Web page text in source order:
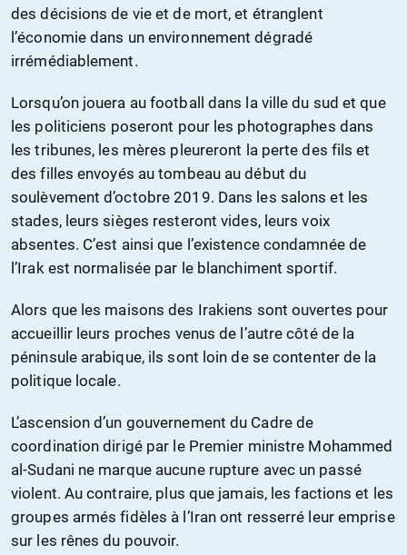
des décisions de vie et de mort, et étranglent
l’économie dans un environnement dégradé
irrémédiablement.
Lorsqu’on jouera au football dans la ville du sud et que
les politiciens poseront pour les photographes dans
les tribunes, les mères pleureront la perte des fils et
des filles envoyés au tombeau au début du
soulèvement d’octobre 2019. Dans les salons et les
stades, leurs sièges resteront vides, leurs voix
absentes. C’est ainsi que l’existence condamnée de
l’Irak est normalisée par le blanchiment sportif.
Alors que les maisons des Irakiens sont ouvertes pour
accueillir leurs proches venus de l’autre côté de la
péninsule arabique, ils sont loin de se contenter de la
politique locale.
L’ascension d’un gouvernement du Cadre de
coordination dirigé par le Premier ministre Mohammed
al-Sudani ne marque aucune rupture avec un passé
violent. Au contraire, plus que jamais, les factions et les
groupes armés fidèles à l’Iran ont resserré leur emprise
sur les rênes du pouvoir.